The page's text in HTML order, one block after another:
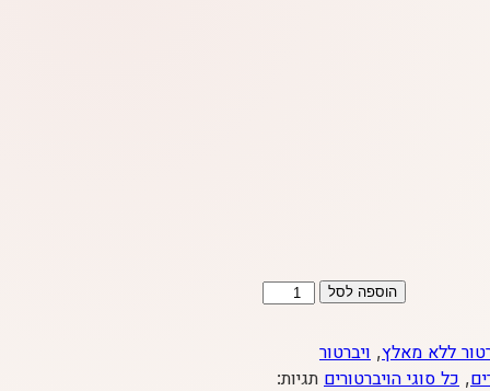
כמות
שחור
הוספה לסל
ללא מאלץ, ויברטור
, כל סוגי הויברטורים תגיות: